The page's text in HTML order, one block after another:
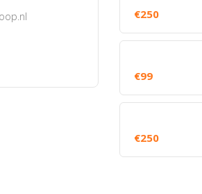
€250
€99
€250